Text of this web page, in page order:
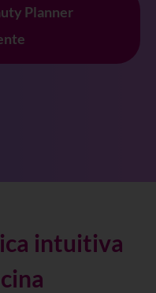
Planner
intuitiva